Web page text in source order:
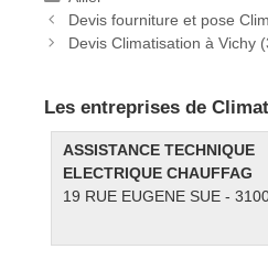
a
t
o
r
i
e
s
P
o
n
a
Devis fourniture et pose
Devis Climatisation à Vichy
Les entreprises de
ASSISTANCE TECHNIQUE
ELECTRIQUE CHAUFFAG
19 RUE EUGENE SUE -